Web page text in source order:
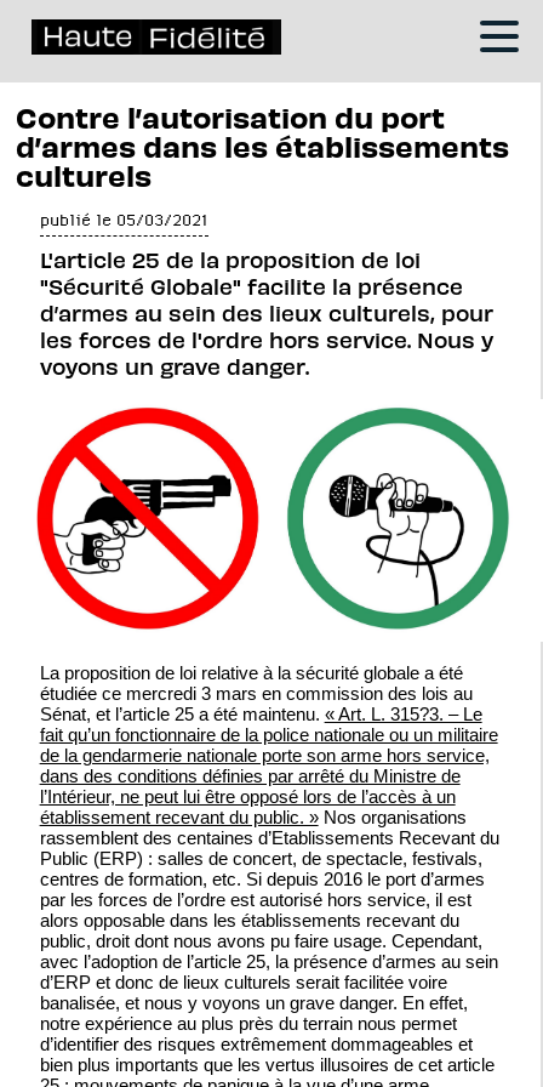
Contre l’autorisation du port
d’armes dans les établissements
culturels
publié le 05/03/2021
L'article 25 de la proposition de loi
"Sécurité Globale" facilite la présence
d’armes au sein des lieux culturels, pour
les forces de l'ordre hors service. Nous y
voyons un grave danger.
La proposition de loi relative à la sécurité globale a été
étudiée ce mercredi 3 mars en commission des lois au
Sénat, et l’article 25 a été maintenu. « Art. L. 315?3. – Le
fait qu’un fonctionnaire de la police nationale ou un militaire
de la gendarmerie nationale porte son arme hors service,
dans des conditions définies par arrêté du Ministre de
l’Intérieur, ne peut lui être opposé lors de l’accès à un
établissement recevant du public. »Nos organisations
rassemblent des centaines d’Etablissements Recevant du
Public (ERP) : salles de concert, de spectacle, festivals,
centres de formation, etc. Si depuis 2016 le port d’armes
par les forces de l’ordre est autorisé hors service, il est
alors opposable dans les établissements recevant du
public, droit dont nous avons pu faire usage. Cependant,
avec l’adoption de l’article 25, la présence d’armes au sein
d’ERP et donc de lieux culturels serait facilitée voire
banalisée, et nous y voyons un grave danger. En effet,
notre expérience au plus près du terrain nous permet
d’identifier des risques extrêmement dommageables et
bien plus importants que les vertus illusoires de cet article